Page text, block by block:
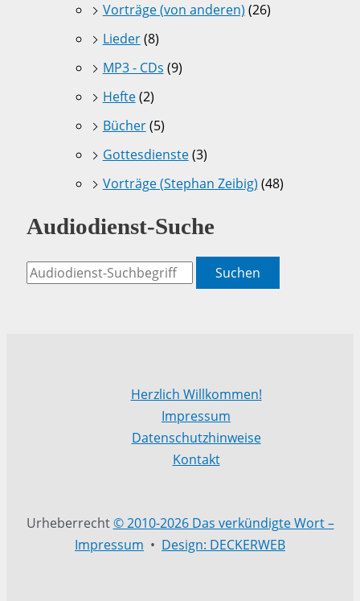
Vorträge (von anderen) (26)
Lieder(8)
MP3 - CDs (9)
Hefte(2)
Bücher(5)
Gottesdienste(3)
Vorträge (Stephan Zeibig) (48)
Audiodienst-Suche
Suchen
Herzlich Willkommen!
Impressum
Datenschutzhinweise
Kontakt
Urheberrecht© 2010-2026 Das verkündigte Wort –
Impressum • Design: DECKERWEB